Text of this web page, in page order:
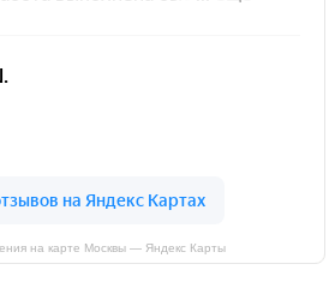
на карте Москвы — Яндекс Карты